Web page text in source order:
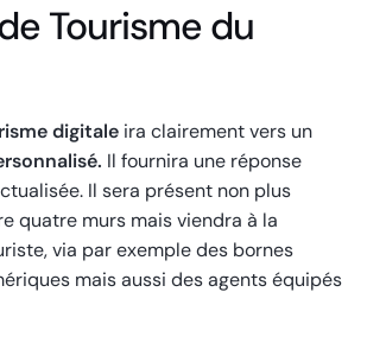
Tourisme du
digitale ira clairement vers un
Il fournira une réponse
Il sera présent non plus
quatre murs mais viendra à la
via par exemple des bornes
mais aussi des agents équipés